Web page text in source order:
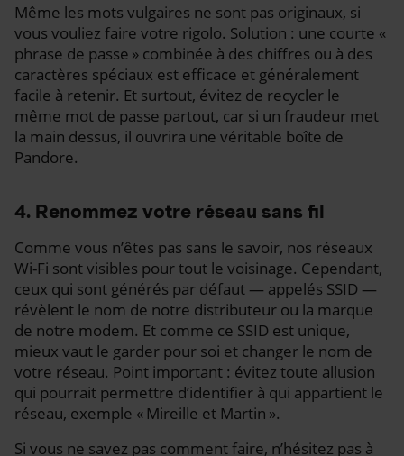
Même les mots vulgaires ne sont pas originaux, si
vous vouliez faire votre rigolo. Solution : une courte «
phrase de passe » combinée à des chiffres ou à des
caractères spéciaux est efficace et généralement
facile à retenir. Et surtout, évitez de recycler le
même mot de passe partout, car si un fraudeur met
la main dessus, il ouvrira une véritable boîte de
Pandore.
4. Renommez votre réseau sans fil
Comme vous n’êtes pas sans le savoir, nos réseaux
Wi-Fi sont visibles pour tout le voisinage. Cependant,
ceux qui sont générés par défaut — appelés SSID —
révèlent le nom de notre distributeur ou la marque
de notre modem. Et comme ce SSID est unique,
mieux vaut le garder pour soi et changer le nom de
votre réseau. Point important : évitez toute allusion
qui pourrait permettre d’identifier à qui appartient le
réseau, exemple « Mireille et Martin ».
Si vous ne savez pas comment faire, n’hésitez pas à